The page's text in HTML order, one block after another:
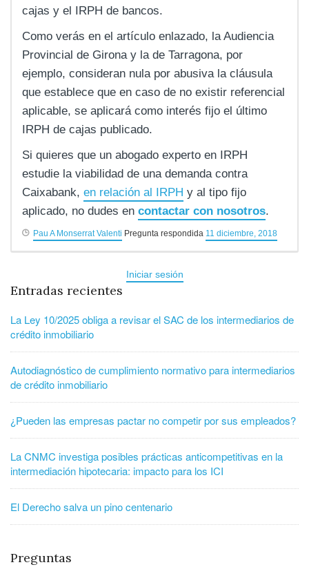
cajas y el IRPH de bancos.
Como verás en el artículo enlazado, la Audiencia
Provincial de Girona y la de Tarragona, por
ejemplo, consideran nula por abusiva la cláusula
que establece que en caso de no existir referencial
aplicable, se aplicará como interés fijo el último
IRPH de cajas publicado.
Si quieres que un abogado experto en IRPH
estudie la viabilidad de una demanda contra
Caixabank, en relación al IRPH y al tipo fijo
aplicado, no dudes en contactar con nosotros.
Pau A Monserrat Valenti Pregunta respondida 11 diciembre, 2018
Iniciar sesión
Entradas recientes
La Ley 10/2025 obliga a revisar el SAC de los intermediarios de
crédito inmobiliario
Autodiagnóstico de cumplimiento normativo para intermediarios
de crédito inmobiliario
¿Pueden las empresas pactar no competir por sus empleados?
La CNMC investiga posibles prácticas anticompetitivas en la
intermediación hipotecaria: impacto para los ICI
El Derecho salva un pino centenario
Preguntas